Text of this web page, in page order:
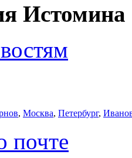
Истомина
, Москва, Петербург,
почте